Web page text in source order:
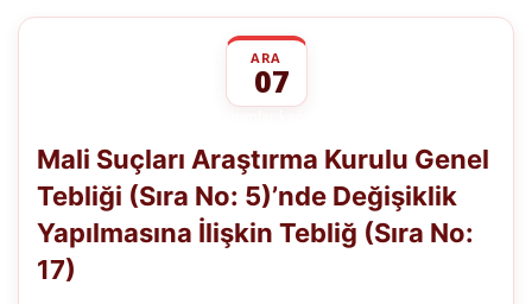
ARA
07
Araştırma
Kurulu
Genel
(Sıra
Mali Suçları Araştırma Kurulu Genel
Tebliği (Sıra No: 5)’nde Değişiklik
Yapılmasına İlişkin Tebliğ (Sıra No:
17)